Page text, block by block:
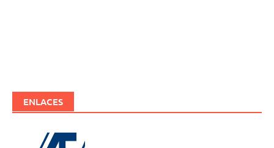
ENLACES